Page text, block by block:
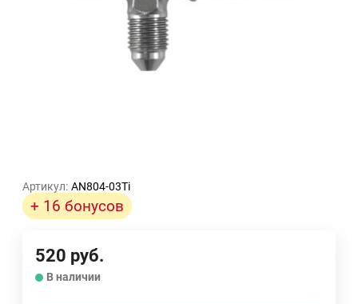
Артикул: AN804-03Ti
+ 16 бонусов
520 руб.
В наличии